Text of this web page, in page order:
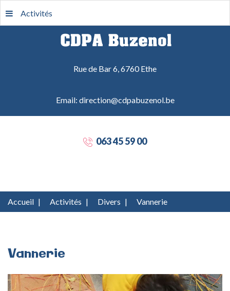
Rue de Bar 6, 6760 Ethe
Email: direction@cdpabuzenol.be
Activités
063 45 59 00
Accueil | Activités | Divers | Vannerie
Vannerie